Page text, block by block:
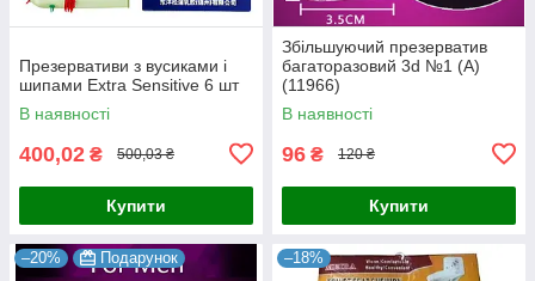
Презервативи з вусиками і
шипами Extra Sensitive 6 шт
В наявності
400,02 ₴ 500,03 ₴
Купити
Збільшуючий презерватив
багаторазовий 3d №1 (А)
(11966)
В наявності
96 ₴ 120 ₴
Купити
–20% Подарунок –18%